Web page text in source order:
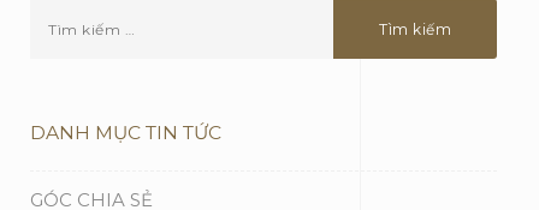
DANH MỤC TIN TỨC
GÓC CHIA SẺ